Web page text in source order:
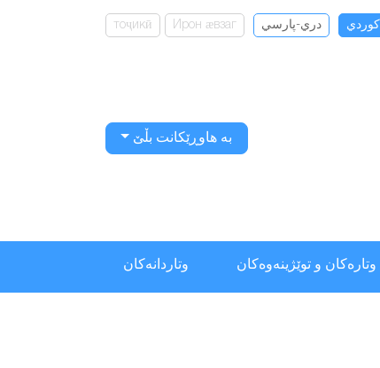
كوردي دري-پارسي Ирон ӕвзаг
тоҷикӣ
بە هاوڕێکانت بڵێ
وتارەکان و توێژینەوەکان وتاردانەكان